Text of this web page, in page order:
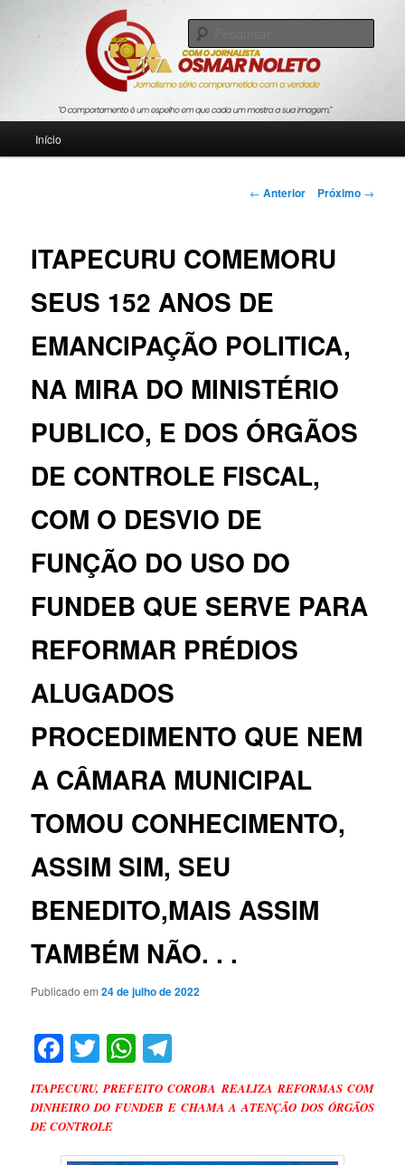
Blog Roda Viva
Jornalismo sério comprometido com a verdade
Início
Navegação
← Anterior Próximo →
ITAPECURU COMEMORU
SEUS 152 ANOS DE
EMANCIPAÇÃO POLITICA,
NA MIRA DO MINISTÉRIO
PUBLICO, E DOS ÓRGÃOS
DE CONTROLE FISCAL,
COM O DESVIO DE
FUNÇÃO DO USO DO
FUNDEB QUE SERVE PARA
REFORMAR PRÉDIOS
ALUGADOS
PROCEDIMENTO QUE NEM
A CÂMARA MUNICIPAL
TOMOU CONHECIMENTO,
ASSIM SIM, SEU
BENEDITO,MAIS ASSIM
TAMBÉM NÃO. . .
Publicado em24 de julho de 2022
Facebook
TwitterWhatsApp
ITAPECURU, PREFEITO COROBA REALIZA REFORMAS COM
DINHEIRO DO FUNDEB E CHAMA A ATENÇÃO DOS ÓRGÃOS
DE CONTROLE